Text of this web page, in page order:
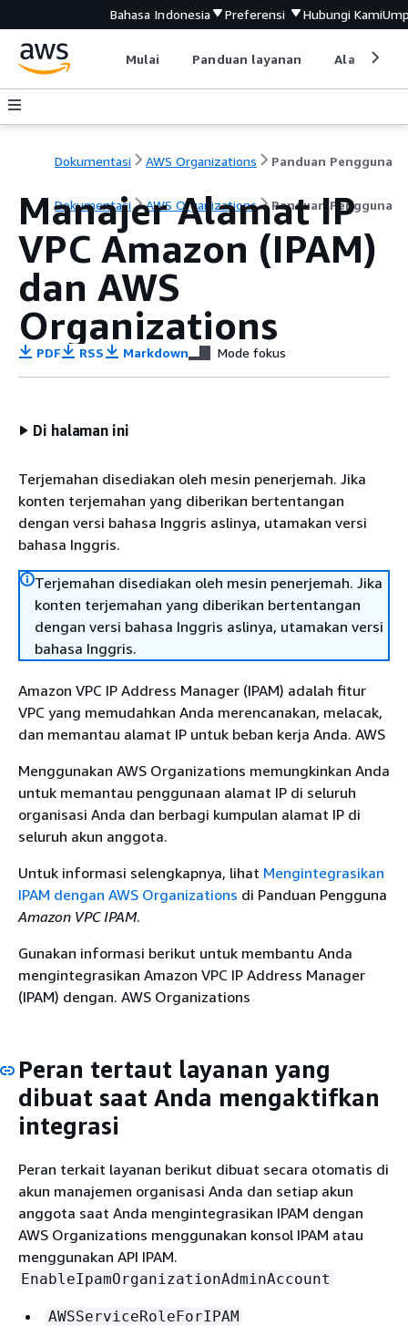
Bahasa Indonesia Preferensi Hubungi Kami
Mulai Panduan layanan Alat
Dokumentasi AWS Organizations Panduan Pengguna
Dokumentasi AWS Organizations Panduan Pengguna
Manajer Alamat IP
VPC Amazon (IPAM)
dan AWS
Organizations
PDF RSS Markdown Mode fokus
Di halaman ini
Terjemahan disediakan oleh mesin penerjemah. Jika
konten terjemahan yang diberikan bertentangan
dengan versi bahasa Inggris aslinya, utamakan versi
bahasa Inggris.
Terjemahan disediakan oleh mesin penerjemah. Jika
konten terjemahan yang diberikan bertentangan
dengan versi bahasa Inggris aslinya, utamakan versi
bahasa Inggris.
Amazon VPC IP Address Manager (IPAM) adalah fitur
VPC yang memudahkan Anda merencanakan, melacak,
dan memantau alamat IP untuk beban kerja Anda. AWS
Menggunakan AWS Organizations memungkinkan Anda
untuk memantau penggunaan alamat IP di seluruh
organisasi Anda dan berbagi kumpulan alamat IP di
seluruh akun anggota.
Untuk informasi selengkapnya, lihat Mengintegrasikan
IPAM dengan AWS Organizations di Panduan Pengguna
Amazon VPC IPAM.
Gunakan informasi berikut untuk membantu Anda
mengintegrasikan Amazon VPC IP Address Manager
(IPAM) dengan. AWS Organizations
Peran tertaut layanan yang
dibuat saat Anda mengaktifkan
integrasi
Peran terkait layanan berikut dibuat secara otomatis di
akun manajemen organisasi Anda dan setiap akun
anggota saat Anda mengintegrasikan IPAM dengan
AWS Organizations menggunakan konsol IPAM atau
menggunakan API IPAM.
EnableIpamOrganizationAdminAccount
AWSServiceRoleForIPAM